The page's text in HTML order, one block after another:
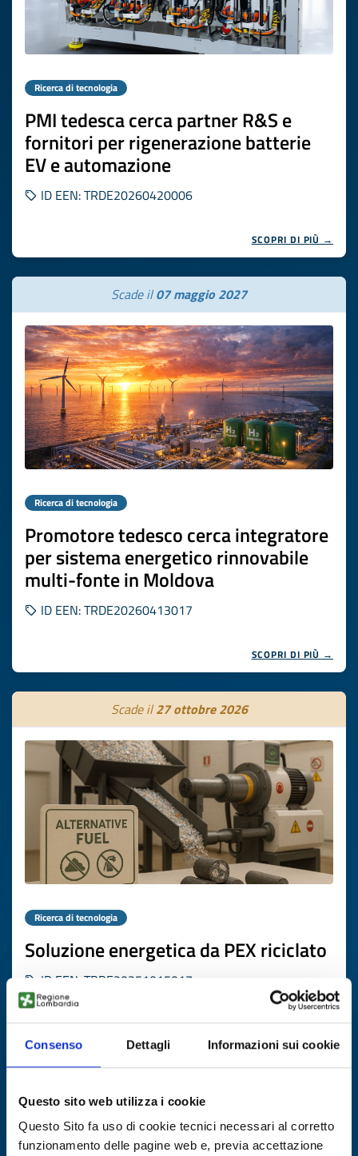
Consenso Dettagli Informazioni sui cookie
Questo sito web utilizza i cookie
Questo Sito fa uso di cookie tecnici necessari al corretto
funzionamento delle pagine web e, previa accettazione
Ricerca di tecnologia
PMI tedesca cerca partner R&S e
fornitori per rigenerazione batterie
EV e automazione
ID EEN: TRDE20260420006
SCOPRI DI PIÙ →
Scade il07 maggio 2027
Ricerca di tecnologia
Promotore tedesco cerca integratore
per sistema energetico rinnovabile
multi-fonte in Moldova
ID EEN: TRDE20260413017
SCOPRI DI PIÙ →
Scade il27 ottobre 2026
Ricerca di tecnologia
Soluzione energetica da PEX riciclato
ID EEN: TRDE20251015017
SCOPRI DI PIÙ →